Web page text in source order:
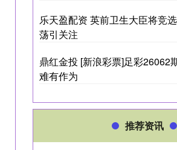
乐天盈配资 英前卫生大臣将竞
荡引关注
鼎红金投 [新浪彩票]足彩26062
难有作为
推荐资讯